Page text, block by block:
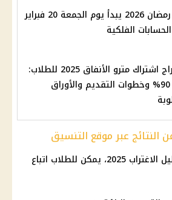
شهر رمضان 2026 يبدأ يوم الجمعة 20 فبراير
الفلكية
استخراج اشتراك مترو الأنفاق 2025 للطلاب:
خصم 90% وخطوات التقديم والأوراق
النتائج عبر موقع التنسيق
الاغتراب 2025
، يمكن للطلاب اتباع